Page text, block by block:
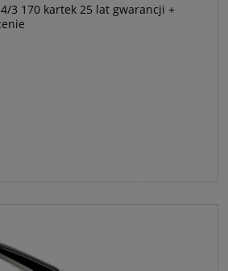
3 170 kartek 25 lat gwarancji +